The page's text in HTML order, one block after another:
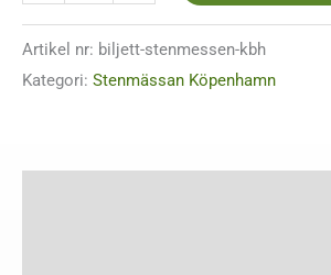
Artikel nr: biljett-stenmessen-kbh
Kategori: Stenmässan Köpenhamn